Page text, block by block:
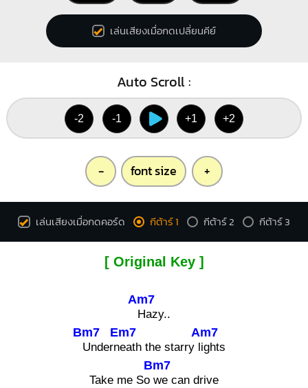
1
2
3
2
เล่นเสียงเมื่อกดเปลี่ยนคีย์
Auto Scroll :
-2 -1 +1 +2
- font size +
เล่นเสียงเมื่อกดคอร์ด กีต้าร์ 1 กีต้าร์ 2 กีต้าร์ 3
[ Original Key ]
Am7
Hazy..
Bm7
Undern
Em7
eath the starry l
Am7
ights
Take me So
Bm7
we can drive